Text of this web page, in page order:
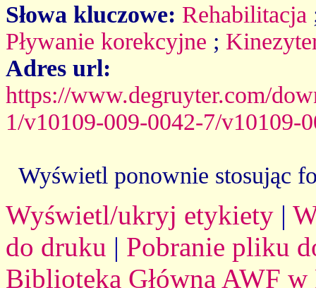
Słowa kluczowe: Rehabilitacja
Pływanie korekcyjne ;
Adres url:
https://www.degruyter.com/
1/v10109-009-0042-7/v10109-
Wyświetl ponownie stosując
Wyświetl/ukryj etykiety |
do druku | Pobranie pliku
Biblioteka Główna AWF w